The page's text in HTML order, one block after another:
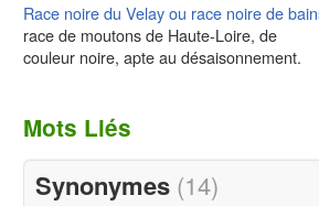
Race noire du Velayou race noire de
race de moutons de Haute-Loire, de
couleur noire, apte au désaisonnement.
Mots Liés
Synonymes (14)